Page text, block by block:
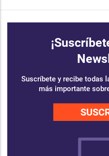
Suscríbete y recibe todas
más importante